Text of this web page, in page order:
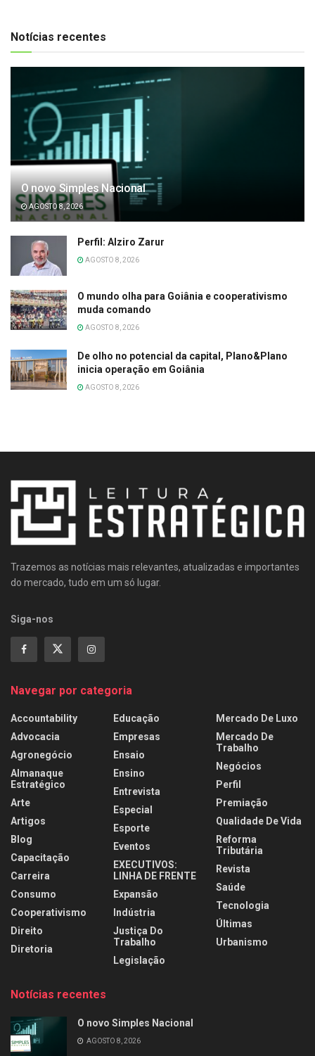
Notícias recentes
O novo Simples Nacional
AGOSTO 8, 2026
Perfil: Alziro Zarur
AGOSTO 8, 2026
O mundo olha para Goiânia e cooperativismo
muda comando
AGOSTO 8, 2026
De olho no potencial da capital, Plano&Plano
inicia operação em Goiânia
AGOSTO 8, 2026
Trazemos as notícias mais relevantes, atualizadas e importantes
do mercado, tudo em um só lugar.
Siga-nos
Navegar por categoria
Accountability
Advocacia
Agronegócio
Almanaque
Estratégico
Arte
Artigos
Blog
Capacitação
Carreira
Consumo
Cooperativismo
Direito
Diretoria
Educação
Empresas
Ensaio
Ensino
Entrevista
Especial
Esporte
Eventos
EXECUTIVOS:
LINHA DE FRENTE
Expansão
Indústria
Justiça Do
Trabalho
Legislação
Mercado De Luxo
Mercado De
Trabalho
Negócios
Perfil
Premiação
Qualidade De Vida
Reforma
Tributária
Revista
Saúde
Tecnologia
Últimas
Urbanismo
Notícias recentes
O novo Simples Nacional
AGOSTO 8, 2026